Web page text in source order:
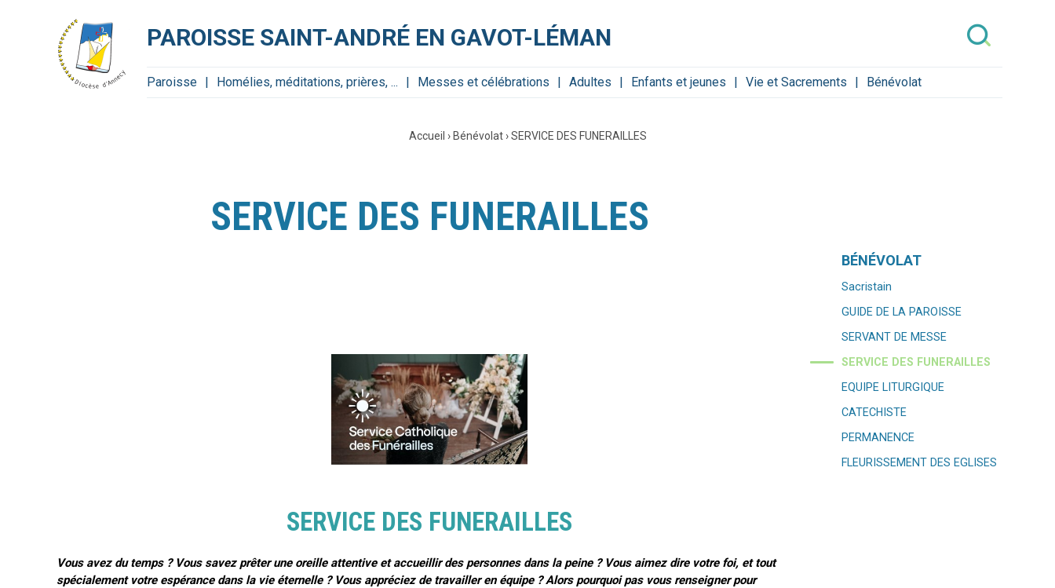
PAROISSE SAINT-ANDRÉ EN GAVOT-LÉMAN
Paroisse Homélies, méditations, prières, ... Messes et célébrations Adultes Enfants et jeunes Vie et Sacrements Bénévolat
Accueil › Bénévolat ›SERVICE DES FUNERAILLES
Navigation
BÉNÉVOLAT
Sacristain
GUIDE DE LA PAROISSE
SERVANT DE MESSE
SERVICE DES FUNERAILLES
EQUIPE LITURGIQUE
CATECHISTE
PERMANENCE
FLEURISSEMENT DES EGLISES
SERVICE DES FUNERAILLES
SERVICE DES FUNERAILLES
Vous avez du temps ? Vous savez prêter une oreille attentive et accueillir des personnes dans la peine ? Vous aimez dire votre foi, et tout
spécialement votre espérance dans la vie éternelle ? Vous appréciez de travailler en équipe ? Alors pourquoi pas vous renseigner pour